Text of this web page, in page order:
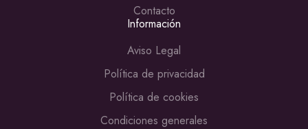
Contacto
Información
Aviso Legal
Política de privacidad
Política de cookies
Condiciones generales